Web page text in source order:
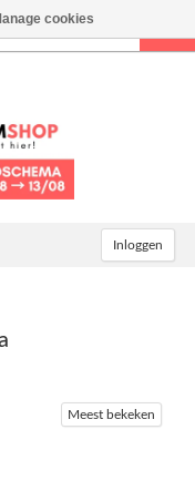
Inloggen
Meest bekeken
cookies